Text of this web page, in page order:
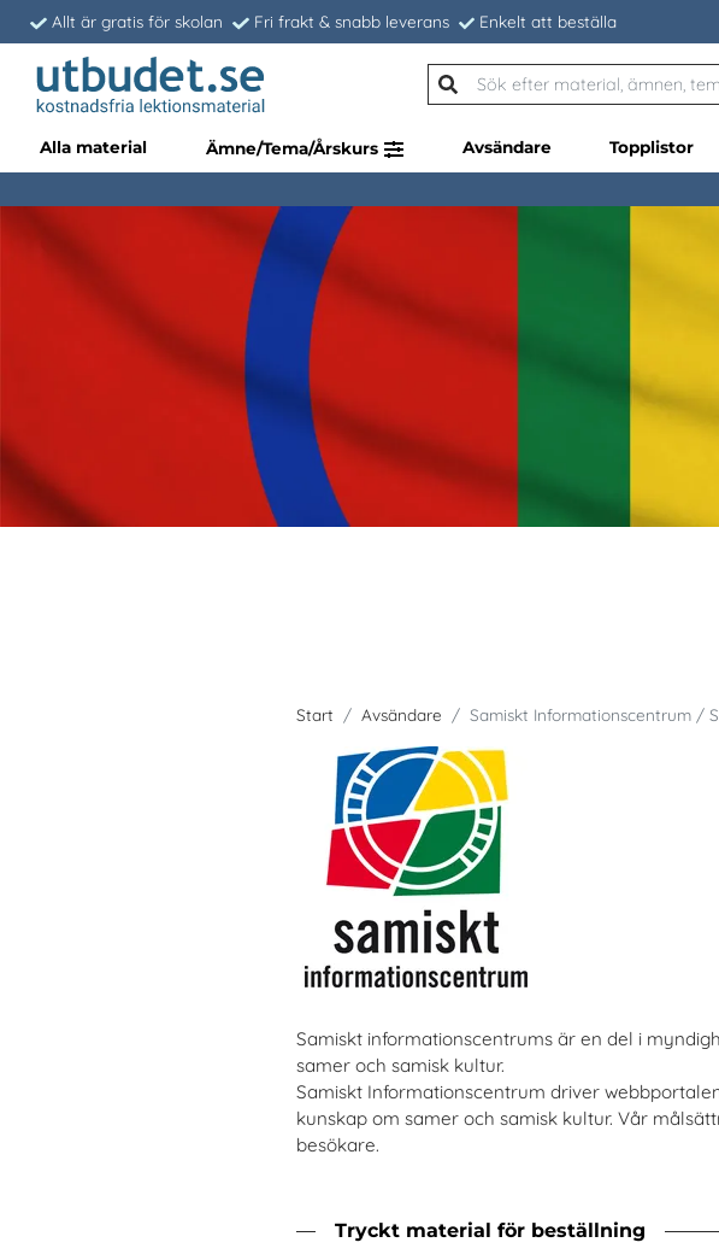
Allt är gratis för skolan Fri frakt & snabb leverans Enkelt att beställa
Alla material Ämne/Tema/Årskurs Avsändare Topplistor
Start Avsändare Samiskt Informationscentrum /
Samiskt informationscentrums är en del i
samer och samisk kultur.
Samiskt Informationscentrum driver
kunskap om samer och samisk kultur. Vår
besökare.
Tryckt material för beställning